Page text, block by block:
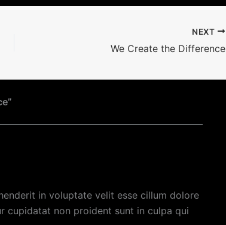
NEXT
We Create the Difference
in voluptate velit esse cillum dolore
cupidatat non proident sunt in culpa qui